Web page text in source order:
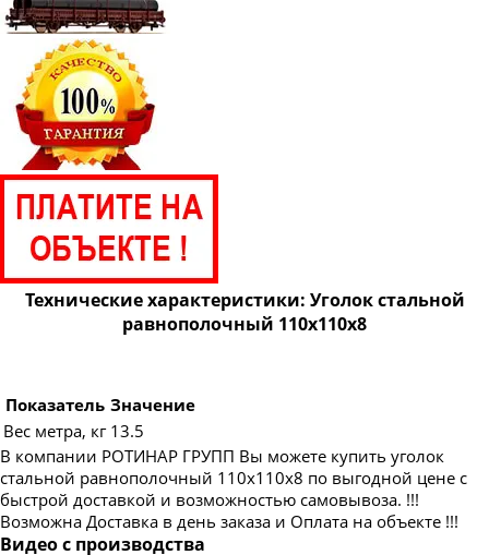
Технические характеристики: Уголок стальной
равнополочный 110х110х8
Показатель Значение
Вес метра, кг 13.5
В компании РОТИНАР ГРУПП Вы можете купить уголок
стальной равнополочный 110х110х8 по выгодной цене с
быстрой доставкой и возможностью самовывоза. !!!
Возможна Доставка в день заказа и Оплата на объекте !!!
Видео с производства